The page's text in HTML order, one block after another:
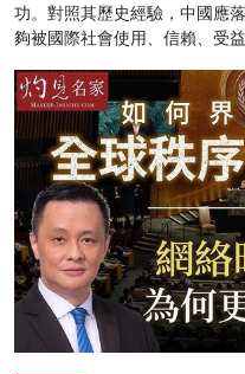
功。對照其歷史經驗，中國應
夠被國際社會使用、信賴、受益